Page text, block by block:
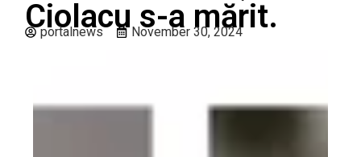
Ciolacu s-a mărit.
portalnews November 30, 2024